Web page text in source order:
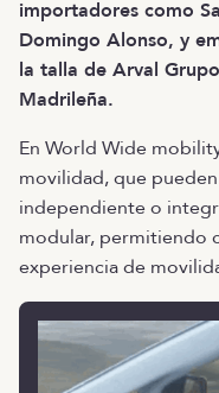
importadores como
Domingo Alonso, y
la talla de Arval
Madrileña.
En World Wide
movilidad, que
independiente o
modular, permitiendo
experiencia de